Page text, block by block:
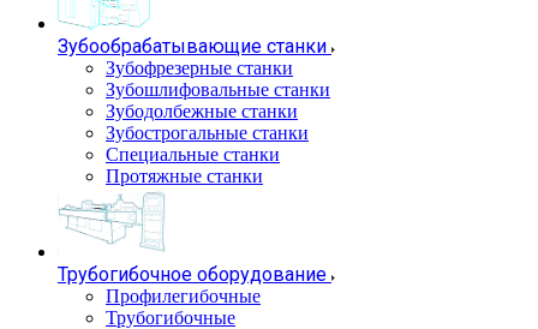
Зубообрабатывающие станки
Зубофрезерные станки
Зубошлифовальные станки
Зубодолбежные станки
Зубострогальные станки
Специальные станки
Протяжные станки
Трубогибочное оборудование
Профилегибочные
Трубогибочные